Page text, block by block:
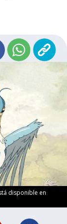
disponible en